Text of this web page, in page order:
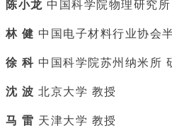
陈小龙 中国科学院物理研究
林 健 中国电子材料行业协会
徐 科 中国科学院苏州纳米所
沈 波 北京大学 教授
马 雷 天津大学 教授